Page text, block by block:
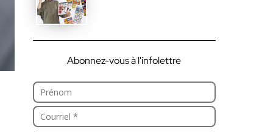
Abonnez-vous à l'infolettre